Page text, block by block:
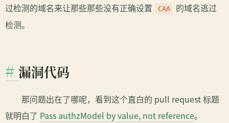
过检测的域名来让那些那些没有正确设置
CAA
的域名逃过
检测。
漏洞代码
那问题出在了哪呢，看到这个直白的 pull request 标题
就明白了 Pass authzModel by value, not reference。